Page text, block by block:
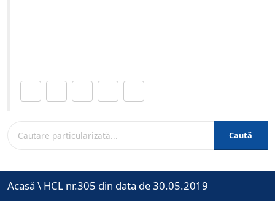
Caută
Acasă \ HCL nr.305 din data de 30.05.2019